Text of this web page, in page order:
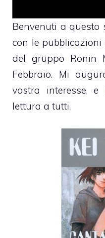
Benvenuti a questo
con le
del gruppo Ronin
Febbraio. Mi
vostra interesse,
lettura a tutti.